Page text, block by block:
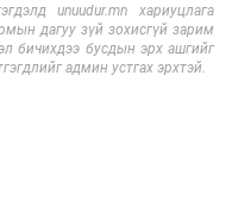
unuudur.mn хариуцлага
дагуу зүй зохисгүй зарим
бичихдээ бусдын эрх ашгийг
админ устгах эрхтэй.